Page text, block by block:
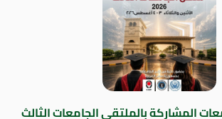
المشاركة بالملتقى الجامعات الثالث